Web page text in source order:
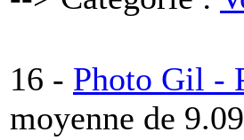
16 - Photo Gil -
moyenne de